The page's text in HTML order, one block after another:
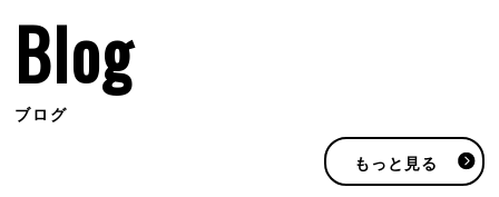
Blog
ブログ
もっと見る